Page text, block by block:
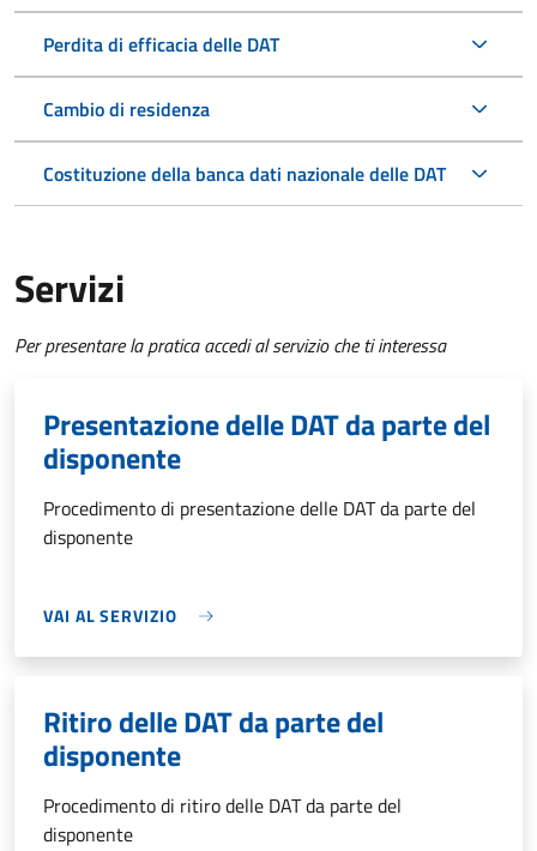
Perdita di efficacia delle DAT
Cambio di residenza
Costituzione della banca dati nazionale delle DAT
Servizi
Per presentare la pratica accedi al servizio che ti interessa
Presentazione delle DAT da parte del
disponente
Procedimento di presentazione delle DAT da parte del
disponente
VAI AL SERVIZIO
Ritiro delle DAT da parte del
disponente
Procedimento di ritiro delle DAT da parte del
disponente